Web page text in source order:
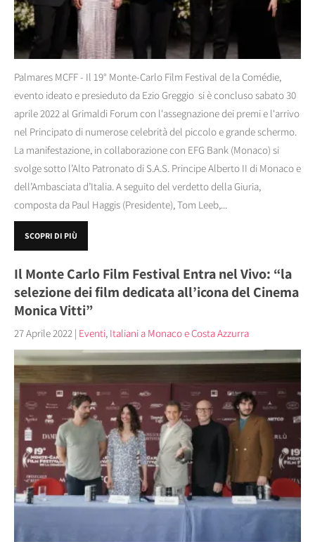
Palmares MCFF - Il 19° Monte-Carlo Film Festival de la Comédie,
evento ideato e presieduto da Ezio Greggio si è concluso sabato 30
aprile 2022 al Grimaldi Forum con l'assegnazione dei premi e l'arrivo
nel Principato di numerose celebrità del piccolo e grande schermo.
La manifestazione, in collaborazione con EFG Bank (Monaco) si
svolge sotto l’Alto Patronato di S.A.S. Principe Alberto II di Monaco e
dell’Ambasciata d’Italia. A seguito del verdetto della Giuria,
composta da Paul Haggis (Presidente), Tom Leeb,...
SCOPRI DI PIÙ
Il Monte Carlo Film Festival Entra nel Vivo: “la
selezione dei film dedicata all’icona del Cinema
Monica Vitti”
27 Aprile 2022 | Eventi, Italiani a Monaco e Costa Azzurra